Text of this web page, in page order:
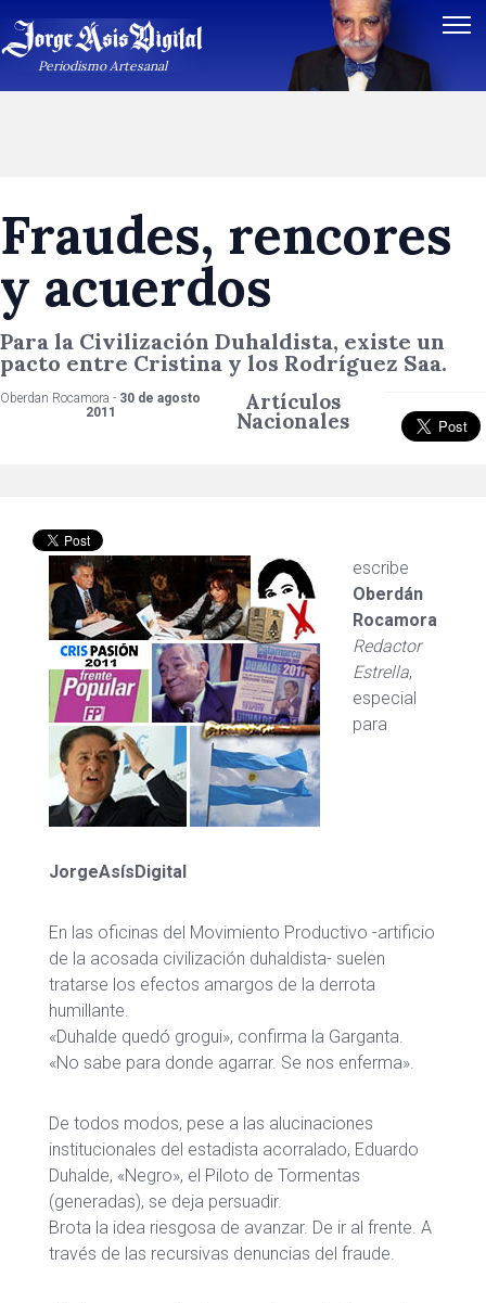
Periodismo Artesanal
Fraudes, rencores
y acuerdos
Para la Civilización Duhaldista, existe un
pacto entre Cristina y los Rodríguez Saa.
Oberdan Rocamora - 30 de agosto
2011
Artículos
Nacionales
escribe
Oberdán
Rocamora
Redactor
Estrella,
especial
para
JorgeAsísDigital
En las oficinas del Movimiento Productivo -artificio
de la acosada civilización duhaldista- suelen
tratarse los efectos amargos de la derrota
humillante.
«Duhalde quedó grogui», confirma la Garganta.
«No sabe para donde agarrar. Se nos enferma».
De todos modos, pese a las alucinaciones
institucionales del estadista acorralado, Eduardo
Duhalde, «Negro», el Piloto de Tormentas
(generadas), se deja persuadir.
Brota la idea riesgosa de avanzar. De ir al frente. A
través de las recursivas denuncias del fraude.